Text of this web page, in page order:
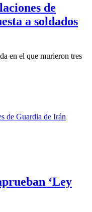
de
a soldados
en el que murieron tres
‘Ley